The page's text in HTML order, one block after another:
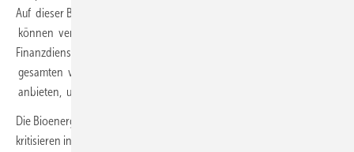
Auf dieser Basis
können verschiedene Akteure wie Planer, Aggregatoren,
Finanzdienstleister oder kommunale EVUs unter Ausnutzung des
gesamten vor Ort nutzbaren Wissens Flexibilitätsoptionen
anbieten, um die Absicherungspflichten kostengünstig zu erfüllen.“
Die Bioenergieverbände im Hauptstadtbüro Bioenergie (HBB)
kritisieren in ihrer Stellungnahme insbesondere die Aufteilung des